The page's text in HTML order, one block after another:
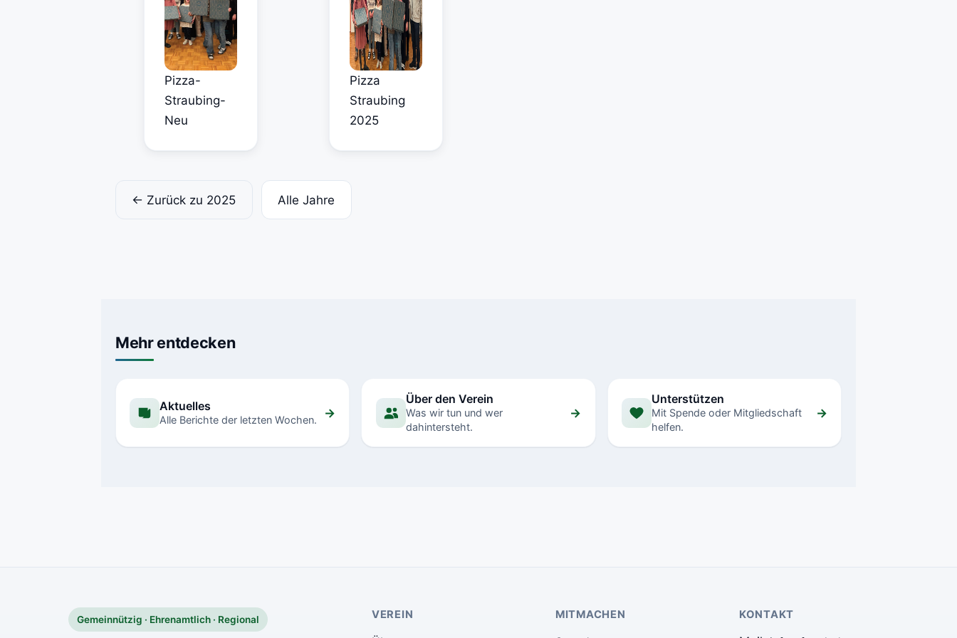
Pizza-
Straubing-
Neu
Pizza
Straubing
2025
← Zurück zu 2025 Alle Jahre
Mehr entdecken
Aktuelles
Alle Berichte der letzten Wochen. →
Über den Verein
Was wir tun und wer
dahintersteht.
→
Unterstützen
Mit Spende oder Mitgliedschaft
helfen.
→
Gemeinnützig · Ehrenamtlich · Regional VEREIN MITMACHEN KONTAKT